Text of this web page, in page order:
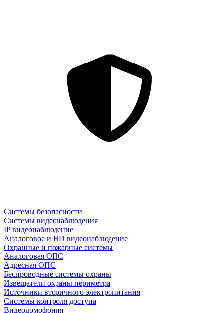
Системы безопасности
Системы видеонаблюдения
IP видеонаблюдение
Аналоговое и HD видеонаблюдение
Охранные и пожарные системы
Аналоговая ОПС
Адресная ОПС
Беспроводные системы охраны
Извещатели охраны периметра
Источники вторичного электропитания
Системы контроля доступа
Видеодомофония